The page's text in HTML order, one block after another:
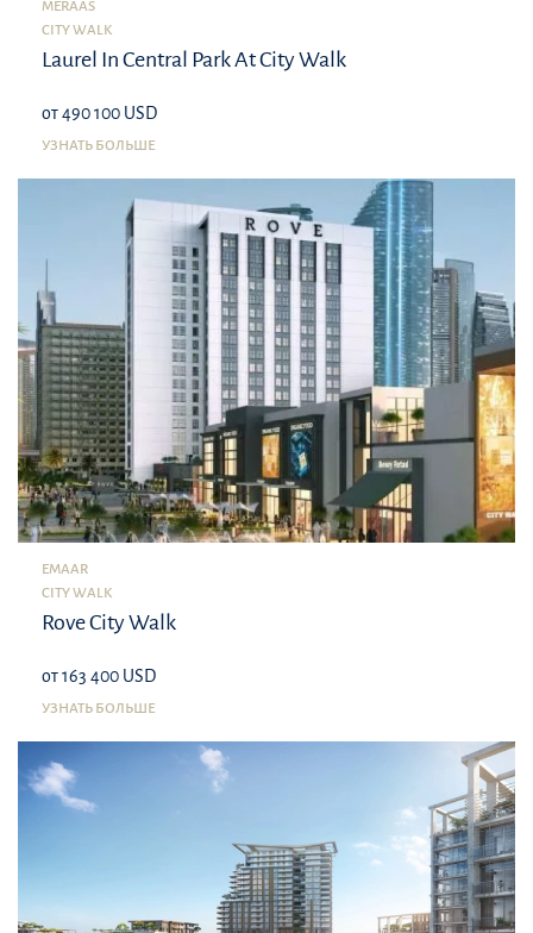
MERAAS
CITY WALK
Laurel In Central Park At City Walk
от 490 100 USD
УЗНАТЬ БОЛЬШЕ
EMAAR
CITY WALK
Rove City Walk
от 163 400 USD
УЗНАТЬ БОЛЬШЕ